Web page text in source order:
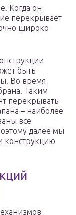
Когда он
перекрывает
широко
быть
Во время
Таким
перекрывать
– наиболее
все
далее мы
конструкцию